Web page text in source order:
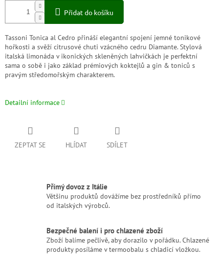
Přidat do košíku
Tassoni Tonica al Cedro přináší elegantní spojení jemné tonikové
hořkosti a svěží citrusové chuti vzácného cedru Diamante. Stylová
italská limonáda v ikonických skleněných lahvičkách je perfektní
sama o sobě i jako základ prémiových koktejlů a gin & toniců s
pravým středomořským charakterem.
Detailní informace
ZEPTAT SE HLÍDAT SDÍLET
Přímý dovoz z Itálie
Většinu produktů dovážíme bez prostředníků přímo
od italských výrobců.
Bezpečné balení i pro chlazené zboží
Zboží balíme pečlivě, aby dorazilo v pořádku. Chlazené
produkty posíláme v termoobalu s chladicí vložkou.